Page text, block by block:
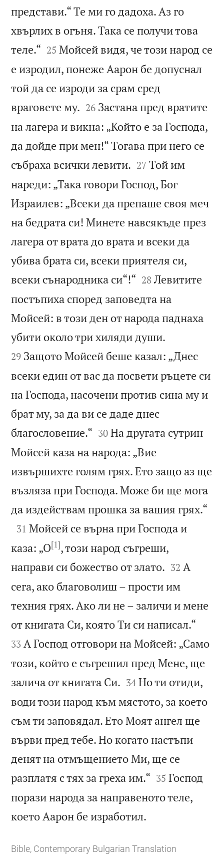
представи.“ Те ми го дадоха. Аз го
хвърлих в огъня. Така се получи това
теле.“ 

25 Мойсей видя, че този народ се
е изродил, понеже Аарон бе допуснал
той да се изроди за срам сред
враговете му. 

26 Застана пред вратите
на лагера и викна: „Който е за Господа,
да дойде при мен!“ Тогава при него се
събраха всички левити. 

27 Той им
нареди: „Така говори Господ, Бог
Израилев: „Всеки да препаше своя меч
на бедрата си! Минете навсякъде през
лагера от врата до врата и всеки да
убива брата си, всеки приятеля си,
всеки сънародника си“!“ 

28 Левитите
постъпиха според заповедта на
Мойсей: в този ден от народа паднаха
убити около три хиляди души.
29 Защото Мойсей беше казал: „Днес
всеки един от вас да посвети ръцете си
на Господа, насочени против сина му и
брат му, за да ви се даде днес
благословение.“ 

30 На другата сутрин
Мойсей каза на народа: „Вие
извършихте голям грях. Ето защо аз ще
възляза при Господа. Може би ще мога
да издействам прошка за вашия грях.“

31 Мойсей се върна при Господа и
каза: „О[1], този народ съгреши,
направи си божество от злато. 

32 А
сега, ако благоволиш – прости им
техния грях. Ако ли не – заличи и мене
от книгата Си, която Ти си написал.“
33 А Господ отговори на Мойсей: „Само
този, който е съгрешил пред Мене, ще
залича от книгата Си. 

34 Но ти отиди,
води този народ към мястото, за което
съм ти заповядал. Ето Моят ангел ще
върви пред тебе. Но когато настъпи
денят на отмъщението Ми, ще се
разплатя с тях за греха им.“ 

35 Господ
порази народа за направеното теле,
което Аарон бе изработил.
Bible, Contemporary Bulgarian Translation